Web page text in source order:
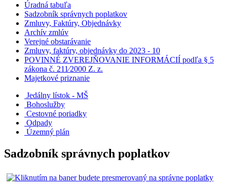
Úradná tabuľa
Sadzobník správnych poplatkov
Zmluvy, Faktúry, Objednávky
Archív zmlúv
Verejné obstarávanie
Zmluvy, faktúry, objednávky do 2023 - 10
POVINNÉ ZVEREJŇOVANIE INFORMÁCIÍ podľa § 5
zákona č. 211⁄2000 Z. z.
Majetkové priznanie
Jedálny lístok - MŠ
Bohoslužby
Cestovné poriadky
Odpady
Územný plán
Sadzobník správnych poplatkov